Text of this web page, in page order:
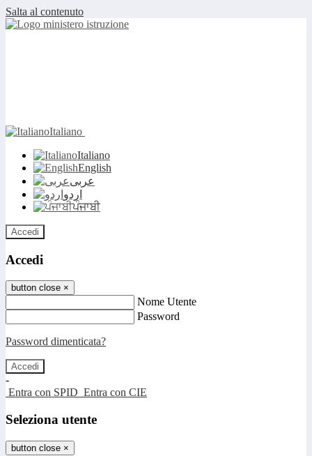
Salta al contenuto
Italiano
Italiano
English
عربى
اردو
ਪੰਜਾਬੀ
Accedi
Accedi
button close ×
Nome Utente
Password
Password dimenticata?
-
Entra con SPID Entra con CIE
Seleziona utente
button close ×